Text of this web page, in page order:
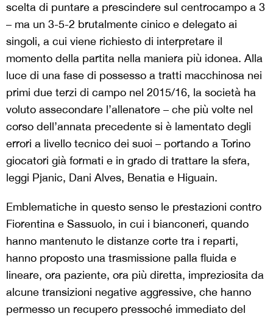
scelta di puntare a prescindere sul centrocampo a 3
– ma un 3-5-2 brutalmente cinico e delegato ai
singoli, a cui viene richiesto di interpretare il
momento della partita nella maniera più idonea. Alla
luce di una fase di possesso a tratti macchinosa nei
primi due terzi di campo nel 2015/16, la società ha
voluto assecondare l’allenatore – che più volte nel
corso dell’annata precedente si è lamentato degli
errori a livello tecnico dei suoi – portando a Torino
giocatori già formati e in grado di trattare la sfera,
leggi Pjanic, Dani Alves, Benatia e Higuain.
Emblematiche in questo senso le prestazioni contro
Fiorentina e Sassuolo, in cui i bianconeri, quando
hanno mantenuto le distanze corte tra i reparti,
hanno proposto una trasmissione palla fluida e
lineare, ora paziente, ora più diretta, impreziosita da
alcune transizioni negative aggressive, che hanno
permesso un recupero pressoché immediato del